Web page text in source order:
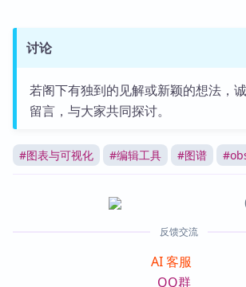
讨论
若阁下有独到的见解或新颖的想法，
留言，与大家共同探讨。
#图表与可视化 #编辑工具 #图谱 #
反馈交流
AI 客服
QQ群